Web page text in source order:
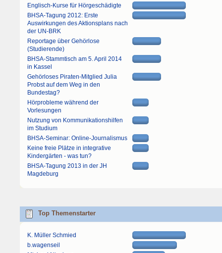
Englisch-Kurse für Hörgeschädigte
BHSA-Tagung 2012: Erste
Auswirkungen des Aktionsplans nach
der UN-BRK
Reportage über Gehörlose
(Studierende)
BHSA-Stammtisch am 5. April 2014
in Kassel
Gehörloses Piraten-Mitglied Julia
Probst auf dem Weg in den
Bundestag?
Hörprobleme während der
Vorlesungen
Nutzung von Kommunikationshilfen
im Studium
BHSA-Seminar: Online-Journalismus
Keine freie Plätze in integrative
Kindergärten - was tun?
BHSA-Tagung 2013 in der JH
Magdeburg
Top Themenstarter
K. Müller Schmied
b.wagenseil